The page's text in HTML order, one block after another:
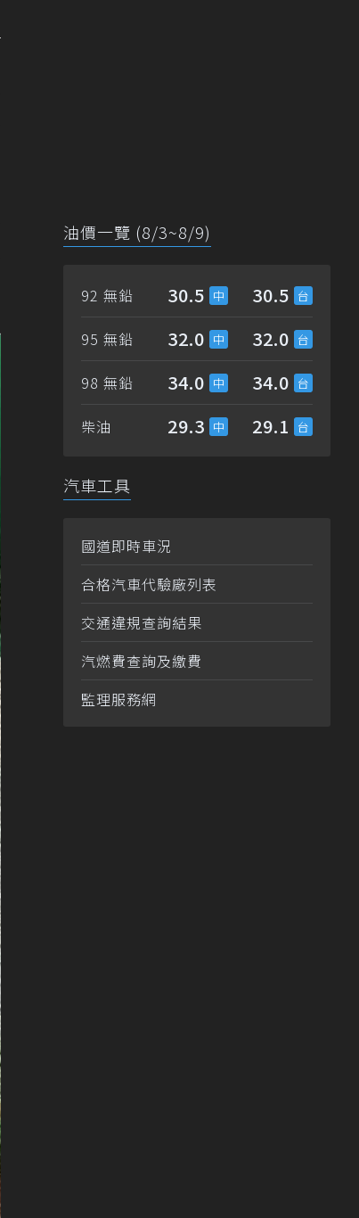
油價一覽 (8/3~8/9)
92 無鉛 30.5 30.5
95 無鉛 32.0 32.0
98 無鉛 34.0 34.0
柴油 29.3 29.1
汽車工具
國道即時車況
合格汽車代驗廠列表
交通違規查詢結果
汽燃費查詢及繳費
監理服務網